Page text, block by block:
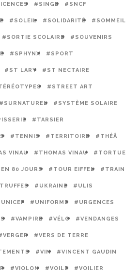
#SINGE #SNCF
#SOLEIL #SOLIDARITÉ #SOMMEIL
#SORTIE SCOLAIRE #SOUVENIRS
#SPHYNX #SPORT
#ST LARY #ST NECTAIRE
#STREET ART
#SURNATUREL #SYSTÈME SOLAIRE
#TARSIER
#TENNIS #TERRITOIRE #THÉÂ
VINAU #THOMAS VINAU #TORTUE
80 JOURS #TOUR EIFFEL #TRAIN
#UKRAINE #ULIS
#UNIFORME #URGENCES
#VAMPIRE #VÉLO #VENDANGES
#VERS DE TERRE
#VIN #VINCENT GAUDIN
#VIOLON #VOILE #VOILIER